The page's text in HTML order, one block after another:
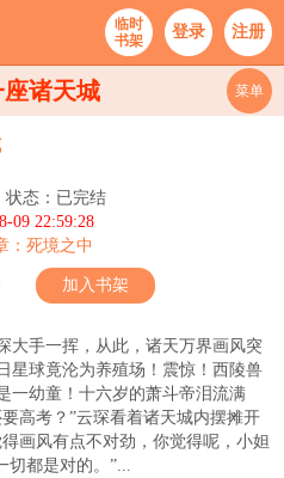
临时
书架
登录 注册
诸天城 菜单
状态：已完结
09 22:59:28
：死境之中
加入书架
大手一挥，从此，诸天万界画风突
星球竟沦为养殖场！震惊！西陵兽
一幼童！十六岁的萧斗帝泪流满
高考？”云琛看着诸天城内摆摊开
画风有点不对劲，你觉得呢，小妲
切都是对的。”...